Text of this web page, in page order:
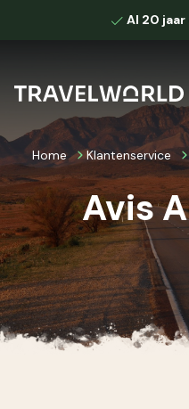
Al 20
Bekijk alle
Home Klantenservice
Avis